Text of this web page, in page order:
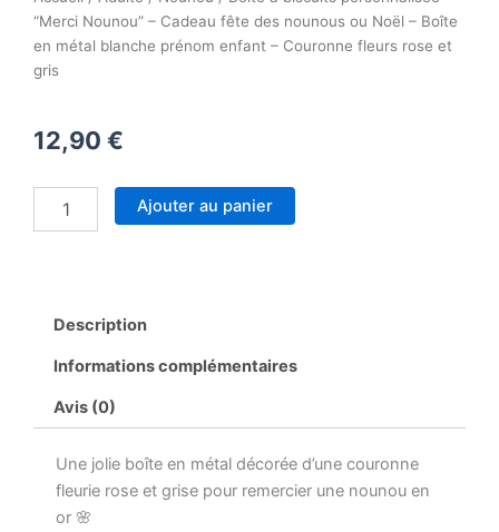
“Merci Nounou” – Cadeau fête des nounous ou Noël – Boîte
en métal blanche prénom enfant – Couronne fleurs rose et
gris
12,90 €
“Merci
Cadeau
fête
nounous
Ajouter au panier
Description
Informations complémentaires
Avis (0)
Une jolie boîte en métal décorée d’une couronne
fleurie rose et grise pour remercier une nounou en
or 🌸